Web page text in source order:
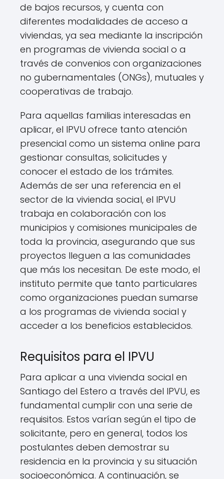
de bajos recursos, y cuenta con
diferentes modalidades de acceso a
viviendas, ya sea mediante la inscripción
en programas de vivienda social o a
través de convenios con organizaciones
no gubernamentales (ONGs), mutuales y
cooperativas de trabajo.
Para aquellas familias interesadas en
aplicar, el IPVU ofrece tanto atención
presencial como un sistema online para
gestionar consultas, solicitudes y
conocer el estado de los trámites.
Además de ser una referencia en el
sector de la vivienda social, el IPVU
trabaja en colaboración con los
municipios y comisiones municipales de
toda la provincia, asegurando que sus
proyectos lleguen a las comunidades
que más los necesitan. De este modo, el
instituto permite que tanto particulares
como organizaciones puedan sumarse
a los programas de vivienda social y
acceder a los beneficios establecidos.
Requisitos para el IPVU
Para aplicar a una vivienda social en
Santiago del Estero a través del IPVU, es
fundamental cumplir con una serie de
requisitos. Estos varían según el tipo de
solicitante, pero en general, todos los
postulantes deben demostrar su
residencia en la provincia y su situación
socioeconómica. A continuación, se